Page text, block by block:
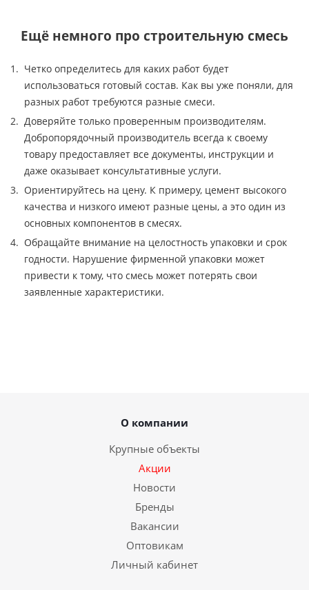
Ещё немного про строительную смесь
Четко определитесь для каких работ будет
использоваться готовый состав. Как вы уже поняли, для
разных работ требуются разные смеси.
Доверяйте только проверенным производителям.
Добропорядочный производитель всегда к своему
товару предоставляет все документы, инструкции и
даже оказывает консультативные услуги.
Ориентируйтесь на цену. К примеру, цемент высокого
качества и низкого имеют разные цены, а это один из
основных компонентов в смесях.
Обращайте внимание на целостность упаковки и срок
годности. Нарушение фирменной упаковки может
привести к тому, что смесь может потерять свои
заявленные характеристики.
О компании
Крупные объекты
Акции
Новости
Бренды
Вакансии
Оптовикам
Личный кабинет